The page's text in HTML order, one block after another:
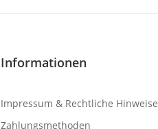
Informationen
Impressum & Rechtliche Hinweise
Zahlungsmethoden